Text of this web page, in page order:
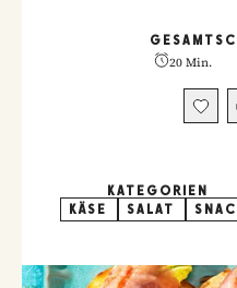
GESAMT
20 Min.
KATEGORIEN
KÄSE
SALAT